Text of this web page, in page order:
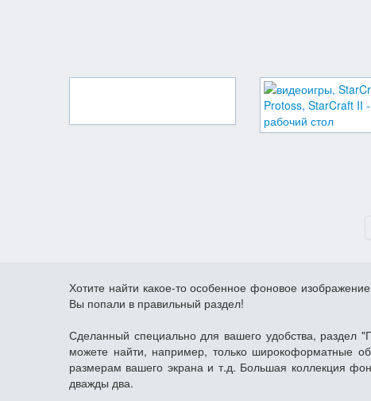
Хотите найти какое-то особенное фоновое
Вы попали в правильный раздел!
Сделанный специально для вашего удобства, раздел
можете найти, например, только широкоформатные
размерам вашего экрана и т.д. Большая коллекция
дважды два.